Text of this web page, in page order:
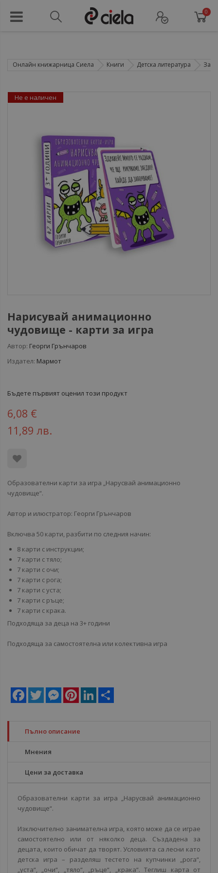
0
Онлайн книжарница Сиела Книги Детска литература
Нарисувай анимационно
чудовище - карти за игра
Автор: Георги Грънчаров
Издател: Мармот
Бъдете първият оценил този продукт
6,08 €
11,89 лв.
Образователни карти за игра „Нарусвай анимационно
чудовище“.
Автор и илюстратор: Георги Грънчаров
Включва 50 карти, разбити по следния начин:
8 карти с инструкции;
7 карти с тяло;
7 карти с очи;
7 карти с рога;
7 карти с уста;
7 карти с ръце;
7 карти с крака.
Подходяща за деца на 3+ години
Подходяща за самостоятелна или колективна игра
Facebook
Twitter MessengerPinterestLinkedIn
Не е наличен
Пълно описание
Мнения
Цени за доставка
Образователни карти за игра „Нарусвай анимационно
чудовище“.
Изключително занимателна игра, която може да се играе
самостоятелно или от няколко деца. Създадена за
децата, които обичат да творят. Условията са лесни като
детска игра – разделяш тестето на купчинки „рога“,
„уста“, „очи“, „тяло“, „ръце“, „крака“. Теглиш карта от